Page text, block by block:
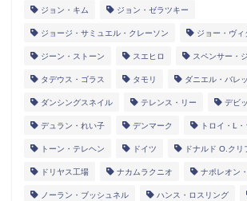
ジョン・キム ジョン・ゼラツキー
ジョージ・サミュエル・クレーソン ジョー・ヴィ
ジーン・ストーン スエヒロ スペンサー・
タデウス・ゴラス タモリ ダニエル・バレ
ダンシングスネイル テレンス・リー デビ
デュラン・れい子 デンマーク トロイ・L
トーン・テレヘン ドイツ ドナルド O.クリ
ドリヤス工場 ナカムラクニオ ナポレオン
ノーラン・ブッシュネル ハンス・ロスリング